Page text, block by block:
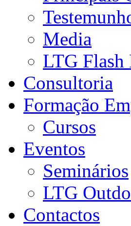
Media
LTG Flash
Consultoria
Formação
Cursos
Eventos
Seminários
LTG
Contactos